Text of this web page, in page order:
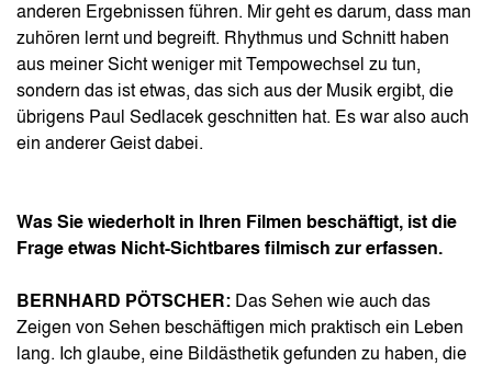
anderen Ergebnissen führen. Mir geht es darum, dass man
zuhören lernt und begreift. Rhythmus und Schnitt haben
aus meiner Sicht weniger mit Tempowechsel zu tun,
sondern das ist etwas, das sich aus der Musik ergibt, die
übrigens Paul Sedlacek geschnitten hat. Es war also auch
ein anderer Geist dabei.
Was Sie wiederholt in Ihren Filmen beschäftigt, ist die
Frage etwas Nicht-Sichtbares filmisch zur erfassen.
BERNHARD PÖTSCHER: Das Sehen wie auch das
Zeigen von Sehen beschäftigen mich praktisch ein Leben
lang. Ich glaube, eine Bildästhetik gefunden zu haben, die